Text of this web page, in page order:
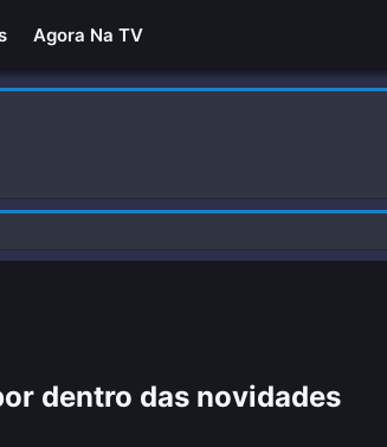
Agora Na TV
dentro das novidades